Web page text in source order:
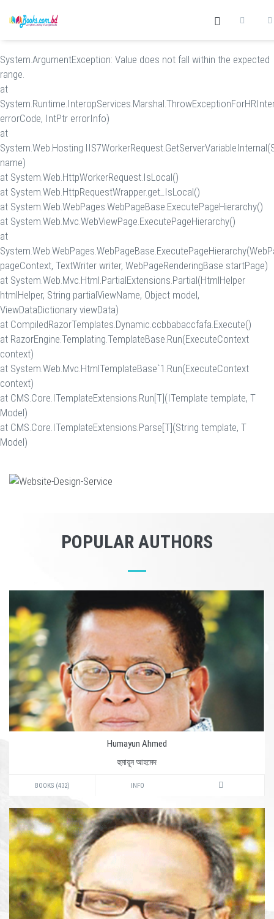
System.ArgumentException: Value does not fall within the expected
range.
at
errorCode, IntPtr errorInfo)
at
name)
at System.Web.HttpWorkerRequest.IsLocal()
at System.Web.HttpRequestWrapper.get_IsLocal()
at System.Web.WebPages.WebPageBase.ExecutePageHierarchy()
at System.Web.Mvc.WebViewPage.ExecutePageHierarchy()
at
pageContext, TextWriter writer, WebPageRenderingBase startPage)
at System.Web.Mvc.Html.PartialExtensions.Partial(HtmlHelper
htmlHelper, String partialViewName, Object model,
ViewDataDictionary viewData)
at CompiledRazorTemplates.Dynamic.ccbbabaccfafa.Execute()
at RazorEngine.Templating.TemplateBase.Run(ExecuteContext
context)
at System.Web.Mvc.HtmlTemplateBase`1.Run(ExecuteContext
context)
at CMS.Core.ITemplateExtensions.Run[T](ITemplate template, T
Model)
at CMS.Core.ITemplateExtensions.Parse[T](String template, T
Model)
POPULAR AUTHORS
Humayun Ahmed
হুমায়ূন আহমেদ
BOOKS (432) INFO